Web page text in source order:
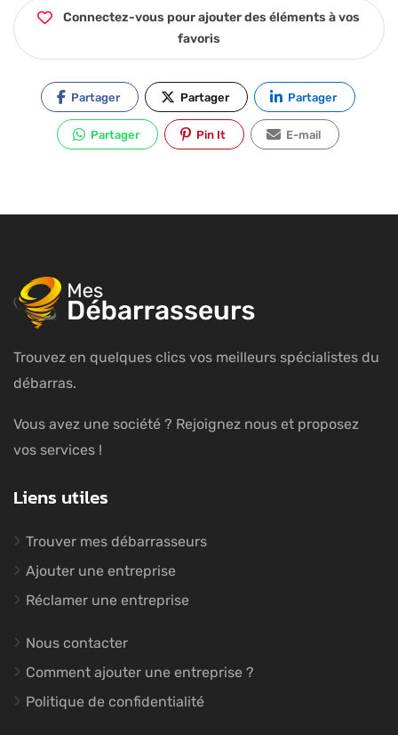
Connectez-vous pour ajouter des éléments à vos
favoris
Partager Partager Partager
Partager Pin It E-mail
Trouvez en quelques clics vos meilleurs spécialistes du
débarras.
Vous avez une société ? Rejoignez nous et proposez
vos services !
Liens utiles
Trouver mes débarrasseurs
Ajouter une entreprise
Réclamer une entreprise
Nous contacter
Comment ajouter une entreprise ?
Politique de confidentialité